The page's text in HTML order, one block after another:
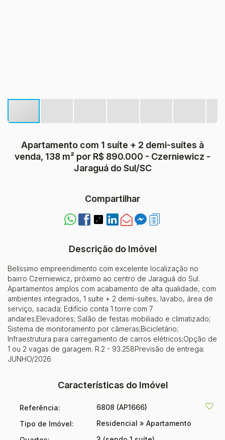
Apartamento com 1 suíte + 2 demi-suítes à
venda, 138 m² por R$ 890.000 - Czerniewicz -
Jaraguá do Sul/SC
Compartilhar
Descrição do Imóvel
Belíssimo empreendimento com excelente localização no
bairro Czerniewicz, próximo ao centro de Jaraguá do Sul.
Apartamentos amplos com acabamento de alta qualidade, com
ambientes integrados, 1 suíte + 2 demi-suítes, lavabo, área de
serviço, sacada; Edifício conta 1 torre com 7
andares;Elevadores; Salão de festas mobiliado e climatizado;
Sistema de monitoramento por câmeras;Bicicletário;
Infraestrutura para carregamento de carros elétricos;Opção de
1 ou 2 vagas de garagem. R.2 - 93.258Previsão de entrega:
JUNHO/2026
Características do Imóvel
Referência: 6808 (AP1666)
Tipo de Imóvel:
Residencial » Apartamento